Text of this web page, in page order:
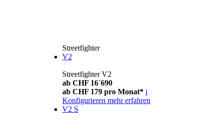
Streetfighter
V2
Streetfighter V2
ab CHF 16´690
ab CHF 179 pro Monat* i
Konfigurieren mehr erfahren
V2 S